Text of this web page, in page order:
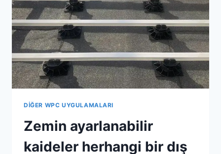
DIĞER WPC UYGULAMALARI
Zemin ayarlanabilir
kaideler herhangi bir dış